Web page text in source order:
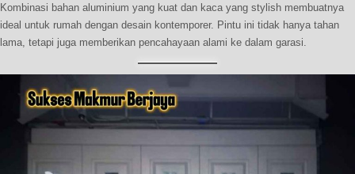
Kombinasi bahan aluminium yang kuat dan kaca yang stylish membuatnya
ideal untuk rumah dengan desain kontemporer. Pintu ini tidak hanya tahan
lama, tetapi juga memberikan pencahayaan alami ke dalam garasi.